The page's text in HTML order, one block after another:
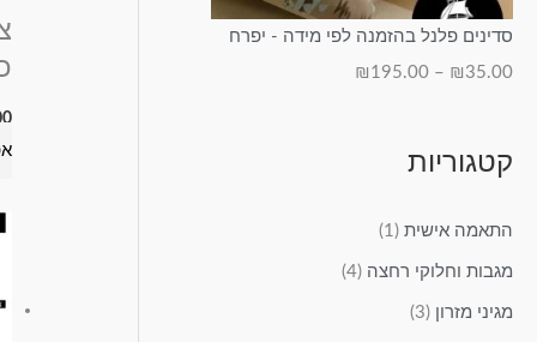
סדינים פלנל בהזמנה לפי מידה - יפרח
₪ 35.00
–
₪ 195.00
קטגוריות
התאמה אישית (1)
מגבות וחלוקי רחצה (4)
מגיני מזרון (3)